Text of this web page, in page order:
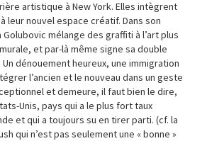
artistique à New York. Elles intègrent
leur nouvel espace créatif. Dans son
mélange des graffiti à l’art plus
et par-là même signe sa double
dénouement heureux, une immigration
l’ancien et le nouveau dans un geste
et demeure, il faut bien le dire,
Unis, pays qui a le plus fort taux
et qui a toujours su en tirer parti. (cf. la
qui n’est pas seulement une « bonne »